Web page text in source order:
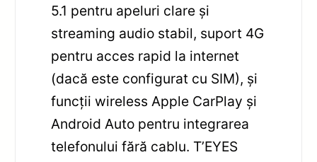
5.1 pentru apeluri clare și
streaming audio stabil, suport 4G
pentru acces rapid la internet
(dacă este configurat cu SIM), și
funcții wireless Apple CarPlay și
Android Auto pentru integrarea
telefonului fără cablu. T’EYES